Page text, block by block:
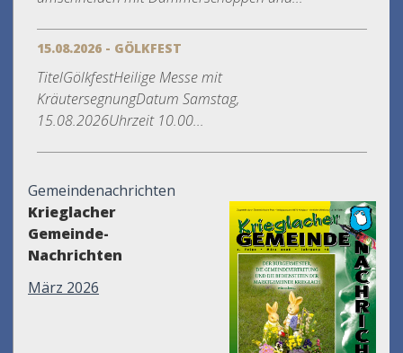
15.08.2026 - GÖLKFEST
TitelGölkfestHeilige Messe mit
KräutersegnungDatum Samstag,
15.08.2026Uhrzeit 10.00...
Gemeindenachrichten
Krieglacher
Gemeinde-
Nachrichten
März 2026